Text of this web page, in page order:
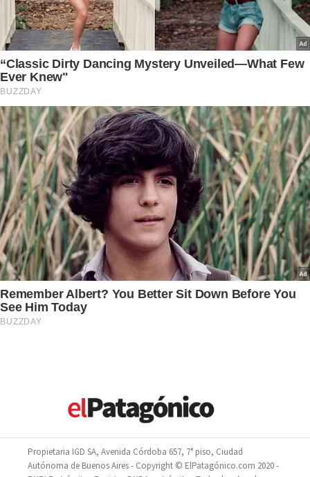
Propietaria IGD SA, Avenida Córdoba 657, 7° piso, Ciudad
Autónoma de Buenos Aires - Copyright © ElPatagónico.com 2020 -